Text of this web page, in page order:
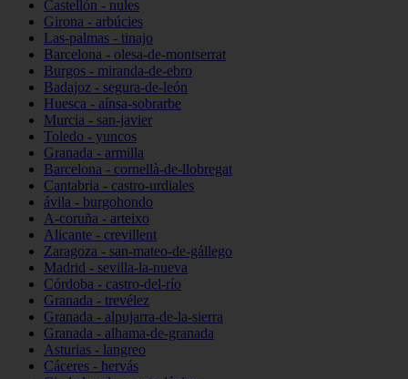
Castellón - nules
Girona - arbúcies
Las-palmas - tinajo
Barcelona - olesa-de-montserrat
Burgos - miranda-de-ebro
Badajoz - segura-de-león
Huesca - aínsa-sobrarbe
Murcia - san-javier
Toledo - yuncos
Granada - armilla
Barcelona - cornellà-de-llobregat
Cantabria - castro-urdiales
ávila - burgohondo
A-coruña - arteixo
Alicante - crevillent
Zaragoza - san-mateo-de-gállego
Madrid - sevilla-la-nueva
Córdoba - castro-del-río
Granada - trevélez
Granada - alpujarra-de-la-sierra
Granada - alhama-de-granada
Asturias - langreo
Cáceres - hervás